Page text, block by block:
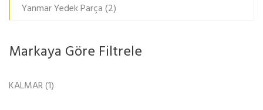
Yanmar Yedek Parça(2)
Markaya Göre Filtrele
KALMAR(1)